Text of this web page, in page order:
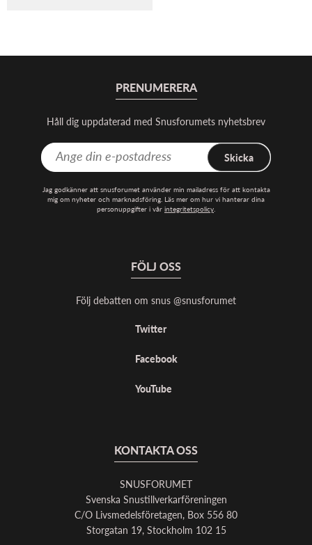
seminariet ”Är regering...
PRENUMERERA
Håll dig uppdaterad med Snusforumets nyhetsbrev
Skicka
Jag godkänner att snusforumet använder min mailadress för att kontakta
mig om nyheter och marknadsföring. Läs mer om hur vi hanterar dina
personuppgifter i vår integritetspolicy.
FÖLJ OSS
Följ debatten om snus @snusforumet
Twitter
Facebook
YouTube
KONTAKTA OSS
SNUSFORUMET
Svenska Snustillverkarföreningen
C/O Livsmedelsföretagen, Box 556 80
Storgatan 19, Stockholm 102 15